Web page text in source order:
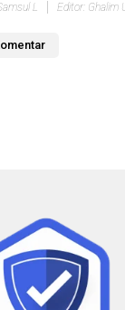
L Editor: Ghalim